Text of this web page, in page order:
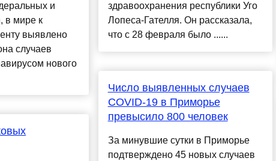
и
в мире к
выявлено
случаев
нового
здравоохранения республики Уго
Лопеса-Гателля. Он рассказала,
что с 28 февраля было ......
Число выявленных случаев
COVID-19 в Приморье
превысило 800 человек
За минувшие сутки в Приморье
подтверждено 45 новых случаев